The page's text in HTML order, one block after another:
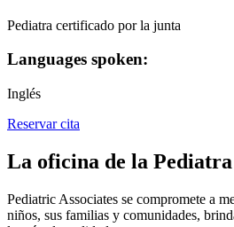
Pediatra certificado por la junta
Languages spoken:
Inglés
Reservar cita
La oficina de la
Pediatric Associates se compromete a
niños, sus familias y comunidades,